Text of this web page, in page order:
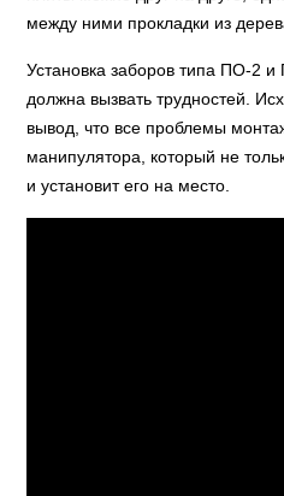
между ними прокладки из
Установка заборов типа ПО-2
должна вызвать трудностей.
вывод, что все проблемы
манипулятора, который не
и установит его на место.